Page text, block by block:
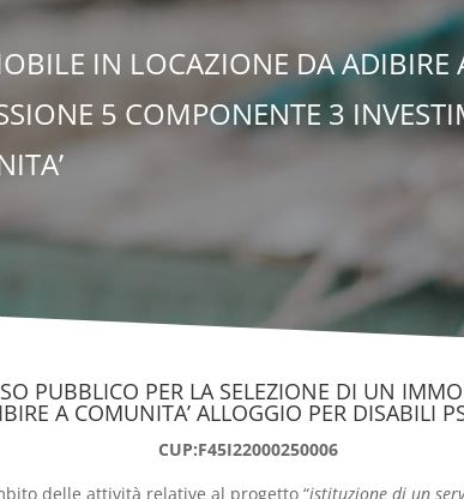
IN LOCAZIONE DA ADIBIRE
5 COMPONENTE 3
PUBBLICO PER LA SELEZIONE DI UN
A COMUNITA’ ALLOGGIO PER DISABILI
CUP:F45I22000250006
delle attività relative al progetto “istituzione di un